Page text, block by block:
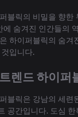
블릭의 비밀을 향한
에 숨겨진 인간들의
하이퍼블릭의 숨겨
입니다.
렌드 하이퍼
블릭은 강남의 세련
공간입니다. 도심